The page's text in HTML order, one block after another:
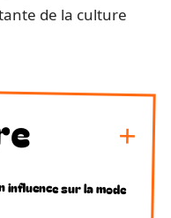
de la culture
sur la mode